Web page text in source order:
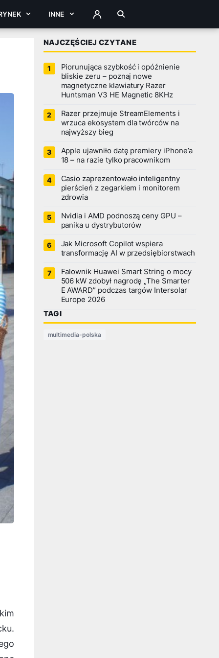
INNE ZALOGUJ
NAJCZĘŚCIEJ CZYTANE
Piorunująca szybkość i opóźnienie
bliskie zeru – poznaj nowe
magnetyczne klawiatury Razer
Huntsman V3 HE Magnetic 8KHz
Razer przejmuje StreamElements i
wrzuca ekosystem dla twórców na
najwyższy bieg
Apple ujawniło datę premiery iPhone’a
18 – na razie tylko pracownikom
Casio zaprezentowało inteligentny
pierścień z zegarkiem i monitorem
zdrowia
Nvidia i AMD podnoszą ceny GPU –
panika u dystrybutorów
Jak Microsoft Copilot wspiera
transformację AI w przedsiębiorstwach
Falownik Huawei Smart String o mocy
506 kW zdobył nagrodę „The Smarter
E AWARD” podczas targów Intersolar
Europe 2026
TAGI
multimedia-polska